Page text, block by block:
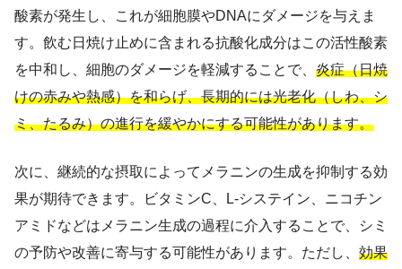
酸素が発生し、これが細胞膜やDNAにダメージを与えま
す。飲む日焼け止めに含まれる抗酸化成分はこの活性酸素
を中和し、細胞のダメージを軽減することで、 炎症（日焼
けの赤みや熱感）を和らげ、長期的には光老化（しわ、シ
ミ、たるみ）の進行を緩やかにする可能性があります。
次に、継続的な摂取によってメラニンの生成を抑制する効
果が期待できます。ビタミンC、L-システイン、ニコチン
アミドなどはメラニン生成の過程に介入することで、シミ
の予防や改善に寄与する可能性があります。ただし、 効果